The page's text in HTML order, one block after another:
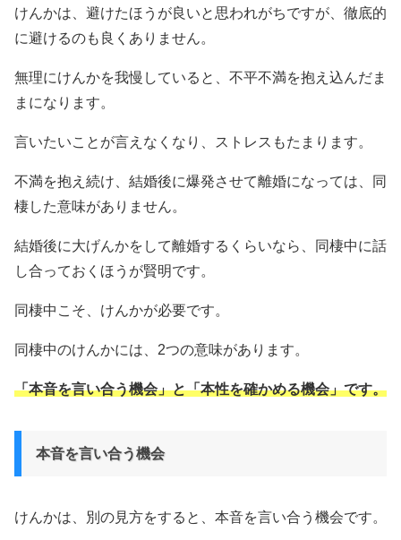
けんかは、避けたほうが良いと思われがちですが、徹底的
に避けるのも良くありません。
無理にけんかを我慢していると、不平不満を抱え込んだま
まになります。
言いたいことが言えなくなり、ストレスもたまります。
不満を抱え続け、結婚後に爆発させて離婚になっては、同
棲した意味がありません。
結婚後に大げんかをして離婚するくらいなら、同棲中に話
し合っておくほうが賢明です。
同棲中こそ、けんかが必要です。
同棲中のけんかには、2つの意味があります。
「本音を言い合う機会」と「本性を確かめる機会」です。
本音を言い合う機会
けんかは、別の見方をすると、本音を言い合う機会です。